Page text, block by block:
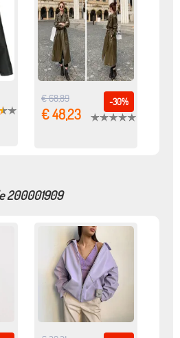
-30%
€ 68,89
€ 48,23
200001909